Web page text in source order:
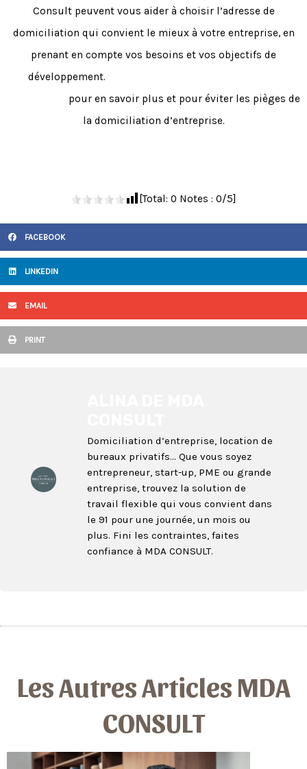
Consult peuvent vous aider à choisir l’adresse de
domiciliation qui convient le mieux à votre entreprise, en
prenant en compte vos besoins et vos objectifs de
développement.
pour en savoir plus et pour éviter les pièges de
la domiciliation d’entreprise.
[Total: 0 Notes : 0/5]
FACEBOOK
LINKEDIN
EMAIL
PRINT
Domiciliation d’entreprise, location de
bureaux privatifs... Que vous soyez
entrepreneur, start-up, PME ou grande
entreprise, trouvez la solution de
travail flexible qui vous convient dans
le 91 pour une journée, un mois ou
plus. Fini les contraintes, faites
confiance à MDA CONSULT.
Les Autres Articles MDA
CONSULT